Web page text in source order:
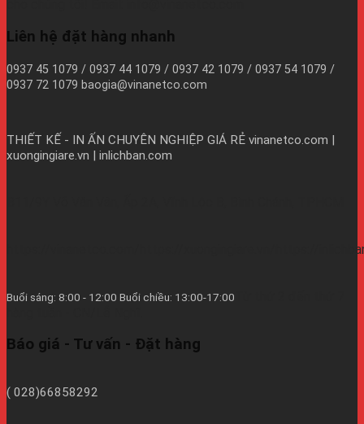
Liên hệ đặt hàng nhanh
0937 45 1079 / 0937 44 1079 / 0937 42 1079 / 0937 54 1079 /
0937 72 1079 baogia@vinanetco.com
THIẾT KẾ - IN ẤN CHUYÊN NGHIỆP GIÁ RẺ vinanetco.com |
xuongingiare.vn | inlichban.com
https://vinanetco.com/https://xuongingiare.vn/https://
Buổi sáng: 8:00 - 12:00 Buổi chiều: 13:00-17:00
Báo giá - Tư vấn - Đặt hàng
( 028)66858292